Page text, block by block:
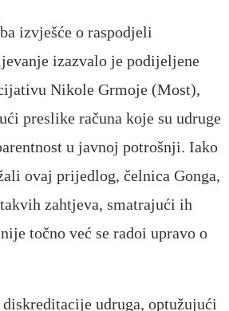
izvješće o raspodjeli
izazvalo je podijeljene
Nikole Grmoje (Most),
preslike računa koje su udruge
u javnoj potrošnji. Iako
ovaj prijedlog, čelnica Gonga,
zahtjeva, smatrajući ih
točno već se radoi upravo o
udruga, optužujući